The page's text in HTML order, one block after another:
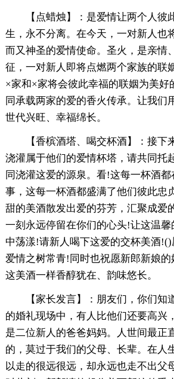
【点蜡烛】：是爱情让两个人彼
生，永不分离。在今天，一对新人也
而又神圣的爱情使命。圣火，是亲情
征，一对新人即将点燃两个家族的联
×家和×家将会彼此幸福的联姻为美好
同承载两家的爱的香火传承。让我们
世代兴旺、幸福绵长。
【香槟酒塔、喝交杯酒】：接下
浇灌属于他们的爱情杯塔，请共同托
同浇灌这爱的源泉。看!这每一杯酒
事，这每一杯酒都盛满了他们彼此忠
甜的美酒散发出爱的芬芳，汇聚成爱
一刻永远停留在你们的心头!让这温
中荡漾!请新人喝下这爱的交杯美酒
爱情之树常青!同时也祝愿新郎新娘
这美酒一样香醇犹在、韵味悠长。
【家长发言】：朋友们，你们知
的婚礼现场中，有人比他们还要高兴
是二位新人的爸爸妈妈。人世间最正
的，莫过于我们的父母、长辈。在人
以走的很远很远，却永远也走不出父